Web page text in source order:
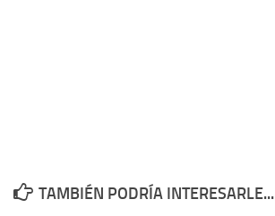
TAMBIÉN PODRÍA INTERESARLE...